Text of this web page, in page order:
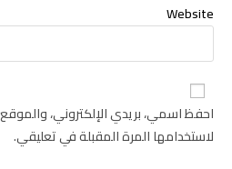
Website
احفظ اسمي، بريدي الإلكتروني،
لاستخدامها المرة المقبلة في تعليقي.